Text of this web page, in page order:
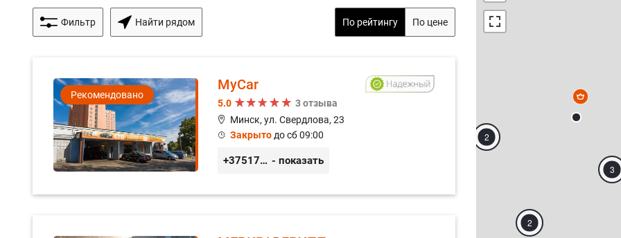
Фильтр Найти рядом По рейтингу По цене
Рекомендовано
MyCar
5.0
3 отзыва
Минск, ул. Свердлова, 23
Закрытодо сб 09:00
+375173212443 - показать
2
2
3